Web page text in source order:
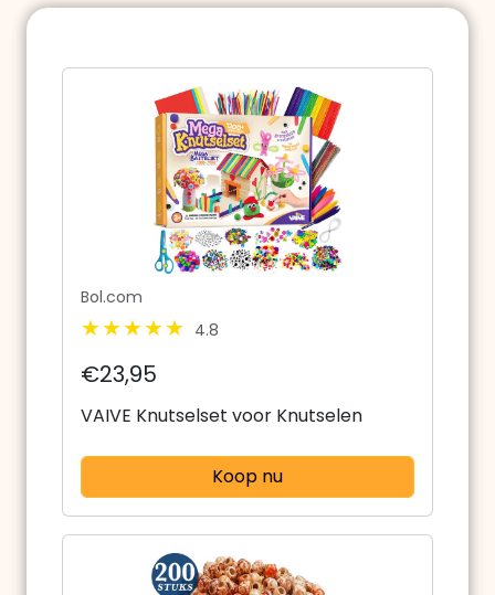
Bol.com
4.8
€23,95
VAIVE Knutselset voor Knutselen
Koop nu